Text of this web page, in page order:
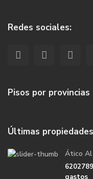
Redes sociales:
Pisos por provincias
Últimas propiedades
Ático Al
gastos